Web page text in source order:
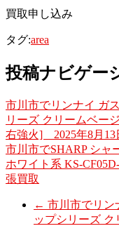
買取申し込み
タグ:area
投稿ナビゲー
市川市でリンナイ ガ
リーズ クリームベー
右強火] 2025年8月13
市川市でSHARP シャ
ホワイト系 KS-
張買取
← 市川市でリン
ップシリーズ ク